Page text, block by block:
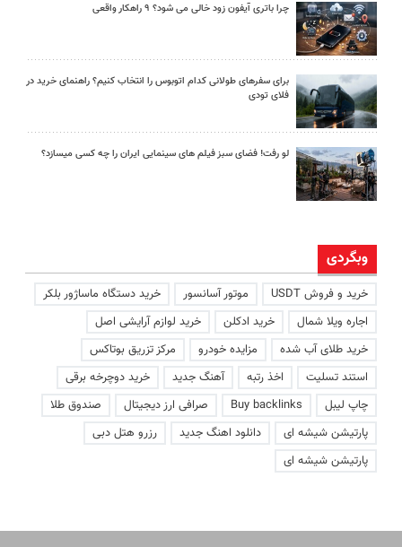
چرا باتری آیفون زود خالی می شود؟ ۹ راهکار واقعی
برای سفرهای طولانی کدام اتوبوس را انتخاب کنیم؟ راهنمای خرید در
فلای تودی
لو رفت! فضای سبز فیلم های سینمایی ایران را چه کسی میسازد؟
وبگردی
خرید و فروش USDT موتور آسانسور
خرید دستگاه ماساژور بلکر
اجاره ویلا شمال
خرید ادکلن
خرید لوازم آرایشی اصل
خرید طلای آب شده
مزایده خودرو
مرکز تزریق بوتاکس
استند تسلیت
اخذ رتبه آهنگ جدید
خرید دوچرخه برقی
چاپ لیبل
Buy backlinks صرافی ارز دیجیتال
صندوق طلا
پارتیشن شیشه ای
دانلود اهنگ جدید
رزرو هتل دبی
پارتیشن شیشه ای